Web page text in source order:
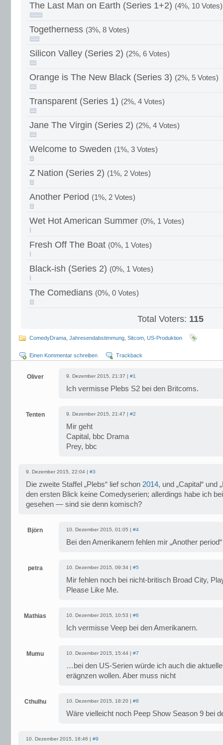
The Last Man on Earth (Series 1+2) (4%, 10 Votes)
Togetherness (3%, 8 Votes)
Silicon Valley (Series 2) (2%, 6 Votes)
Orange is The New Black (Series 3) (2%, 5 Votes)
Transparent (Series 1) (2%, 4 Votes)
Jane The Virgin (Series 2) (2%, 4 Votes)
Welcome to Sweden (1%, 3 Votes)
Z Nation (Series 2) (1%, 2 Votes)
Another Period (1%, 2 Votes)
Wet Hot American Summer (0%, 1 Votes)
Fresh Off The Boat (0%, 1 Votes)
Black-ish (Series 2) (0%, 1 Votes)
The Comedians (0%, 0 Votes)
Total Voters: 115
ComedyDrama Jahresendabstimmung Sitcom US-Produktion
Einen Kommentar schreiben Trackback
Oliver 9. Dezember 2015, 21:37 | #1
Ich vermisse Plebs S2 bei den Britcoms.
Tenten 9. Dezember 2015, 21:47 | #2
Mir geht
Capital, bbc Drama
Prey, bbc
9. Dezember 2015, 22:04 | #3
Die zweite Staffel „Plebs“ lief schon 2014, und „Capital“ und
den ersten Blick keine Comedyserien; allerdings habe ich
gesehen — sind sie denn komisch?
Björn 10. Dezember 2015, 01:05 | #4
Bei den Amerikanern fehlen mir „Another
petra 10. Dezember 2015, 09:34 | #5
Mir fehlen noch bei nicht-britisch Broad City,
Please Like Me.
Mathias 10. Dezember 2015, 10:53 | #6
Ich vermisse Veep bei den Amerikanern.
Mumu 10. Dezember 2015, 15:44 | #7
…bei den US-Serien würde ich auch die aktuelle
erägnzen wollen. Aber muss nicht
Cthulhu 10. Dezember 2015, 18:20 | #8
Wäre vielleicht noch Peep Show Season 9 bei
10. Dezember 2015, 18:46 | #9